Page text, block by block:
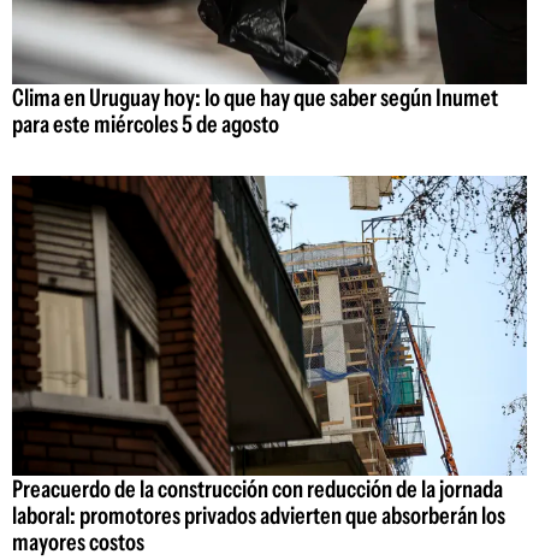
Clima en Uruguay hoy: lo que hay que saber según Inumet
para este miércoles 5 de agosto
Preacuerdo de la construcción con reducción de la jornada
laboral: promotores privados advierten que absorberán los
mayores costos